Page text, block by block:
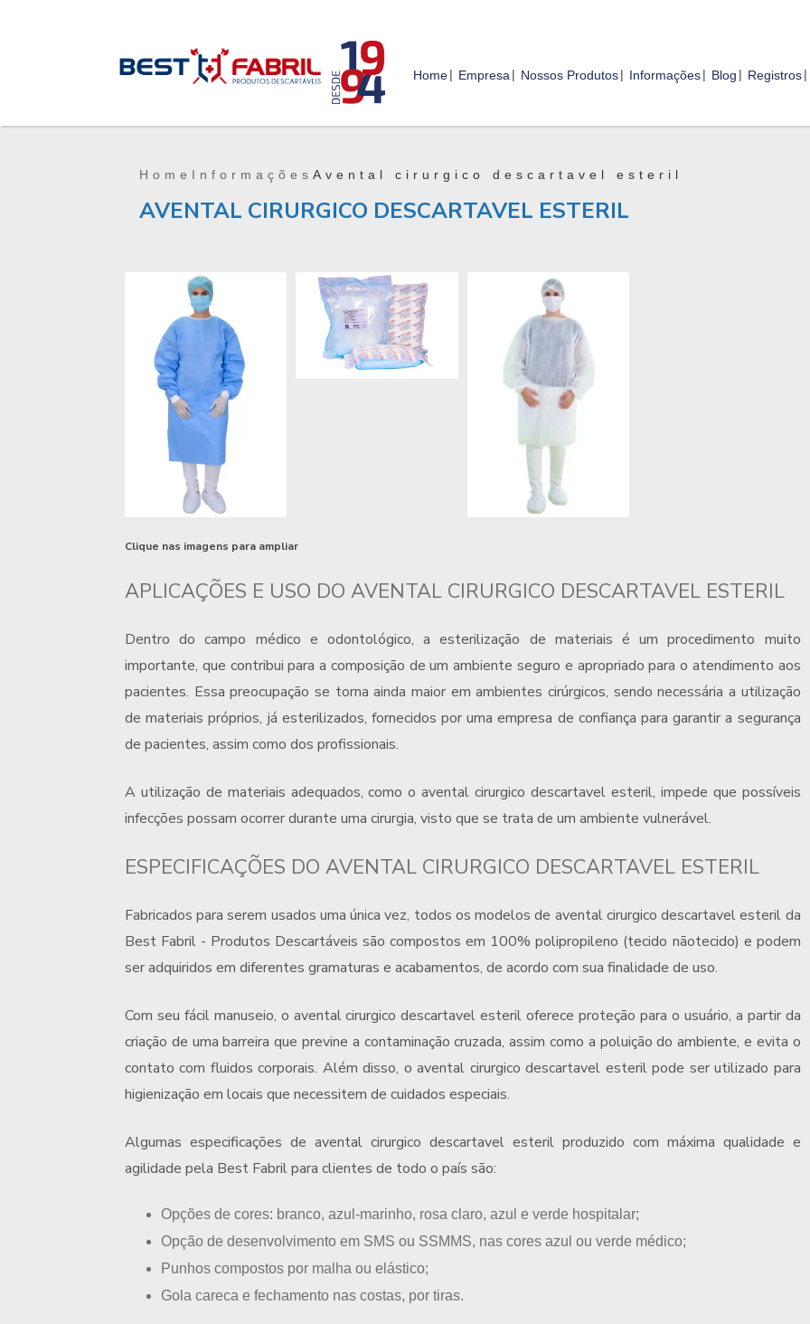
Home Empresa Nossos Produtos Informações Blog Registros
Home Informações Avental cirurgico descartavel esteril
AVENTAL CIRURGICO DESCARTAVEL ESTERIL
Clique nas imagens para ampliar
APLICAÇÕES E USO DO AVENTAL CIRURGICO DESCARTAVEL ESTERIL
Dentro do campo médico e odontológico, a esterilização de materiais é um procedimento muito
importante, que contribui para a composição de um ambiente seguro e apropriado para o atendimento aos
pacientes. Essa preocupação se torna ainda maior em ambientes cirúrgicos, sendo necessária a utilização
de materiais próprios, já esterilizados, fornecidos por uma empresa de confiança para garantir a segurança
de pacientes, assim como dos profissionais.
A utilização de materiais adequados, como oavental cirurgico descartavel esteril, impede que possíveis
infecções possam ocorrer durante uma cirurgia, visto que se trata de um ambiente vulnerável.
ESPECIFICAÇÕES DO AVENTAL CIRURGICO DESCARTAVEL ESTERIL
Fabricados para serem usados uma única vez, todos os modelos de avental cirurgico descartavel esteril da
Best Fabril - Produtos Descartáveis são compostos em 100% polipropileno (tecido nãotecido) e podem
ser adquiridos em diferentes gramaturas e acabamentos, de acordo com sua finalidade de uso.
Com seu fácil manuseio, o avental cirurgico descartavel esteril oferece proteção para o usuário, a partir da
criação de uma barreira que previne a contaminação cruzada, assim como a poluição do ambiente, e evita o
contato com fluidos corporais. Além disso, oavental cirurgico descartavel esterilpode ser utilizado para
higienização em locais que necessitem de cuidados especiais.
Algumas especificações de avental cirurgico descartavel esterilproduzido com máxima qualidade e
agilidade pela Best Fabril para clientes de todo o país são:
opções de cores: branco, azul-marinho, rosa claro, azul e verde hospitalar;
opção de desenvolvimento em SMS ou SSMMS, nas cores azul ou verde médico;
punhos compostos por malha ou elástico;
gola careca e fechamento nas costas, por tiras.